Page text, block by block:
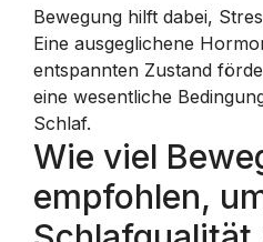
Bewegung hilft dabei,
Eine ausgeglichene
entspannten Zustand
eine wesentliche
Schlaf.
Wie viel
empfohlen,